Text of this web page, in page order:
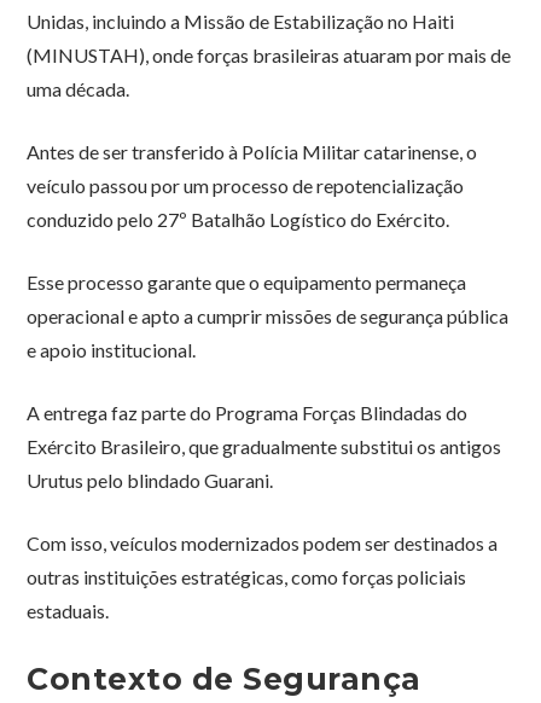
Unidas, incluindo a Missão de Estabilização no Haiti
(MINUSTAH), onde forças brasileiras atuaram por mais de
uma década.
Antes de ser transferido à Polícia Militar catarinense, o
veículo passou por um processo de repotencialização
conduzido pelo 27º Batalhão Logístico do Exército.
Esse processo garante que o equipamento permaneça
operacional e apto a cumprir missões de segurança pública
e apoio institucional.
A entrega faz parte do Programa Forças Blindadas do
Exército Brasileiro, que gradualmente substitui os antigos
Urutus pelo blindado Guarani.
Com isso, veículos modernizados podem ser destinados a
outras instituições estratégicas, como forças policiais
estaduais.
Contexto de Segurança